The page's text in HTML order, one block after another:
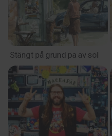
Stängt på grund pa av sol